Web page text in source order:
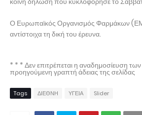
Ο Ευρωπαϊκός Οργανισμός Φαρμάκων
αντίστοιχα τη δική του έρευνα.
* * * Δεν επιτρέπεται η αναδημοσίευση
προηγούμενη γραπτή άδειας της σελίδας
Tags ΔΙΕΘΝΗ ΥΓΕΙΑ Slider